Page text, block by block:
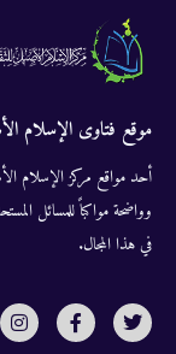
موقع فتاوى الإسلام
أحد مواقع مركز الإسلام
وواضحة مواكباً للمسائل
في هذا المجال.